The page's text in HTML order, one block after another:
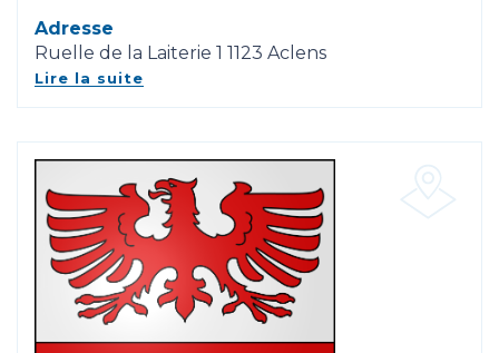
Adresse
Ruelle de la Laiterie 1 1123 Aclens
Lire la suite